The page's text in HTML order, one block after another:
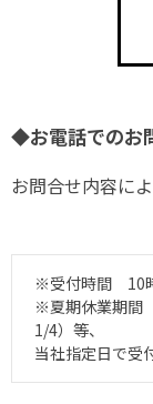
◆お電話でのお
お問合せ内容に
※受付時間 10時
※夏期休業期間
1/4）等、
当社指定日で受